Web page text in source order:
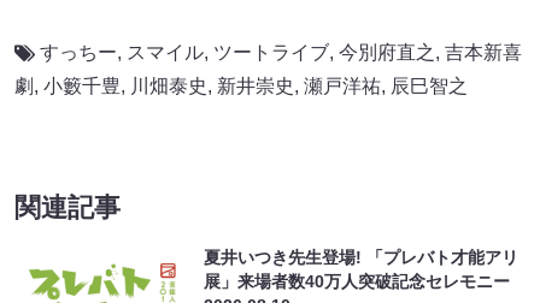
すっちー, スマイル, ツートライブ, 今別府直之, 吉本新喜
劇 , 小籔千豊, 川畑泰史, 新井崇史, 瀬戸洋祐, 辰巳智之
関連記事
夏井いつき先生登場! 「プレバト才能アリ
展」来場者数40万人突破記念セレモニー